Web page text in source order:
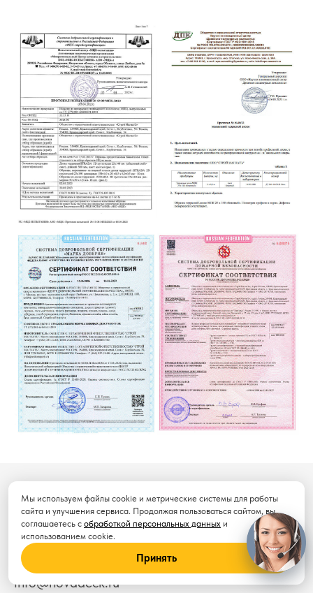
Точный расчёт стоимости
info@novadeck.ru
Мы используем файлы cookie и метрические системы для работы
сайта и улучшения сервиса. Продолжая пользоваться сайтом, вы
соглашаетесь с обработкой персональных данных и
использованием cookie.
Принять